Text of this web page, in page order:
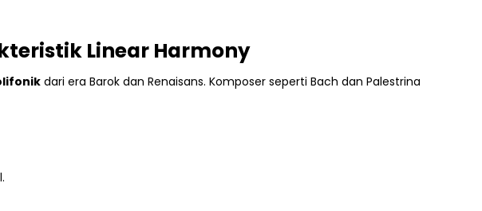
Linear Harmony
dari era Barok dan Renaisans. Komposer seperti Bach dan Palestrina